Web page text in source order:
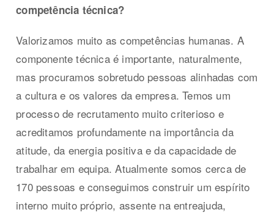
competência técnica?
Valorizamos muito as competências humanas. A
componente técnica é importante, naturalmente,
mas procuramos sobretudo pessoas alinhadas com
a cultura e os valores da empresa. Temos um
processo de recrutamento muito criterioso e
acreditamos profundamente na importância da
atitude, da energia positiva e da capacidade de
trabalhar em equipa. Atualmente somos cerca de
170 pessoas e conseguimos construir um espírito
interno muito próprio, assente na entreajuda,